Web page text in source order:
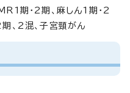
期・2期、麻しん1期・2
、2混、子宮頸がん